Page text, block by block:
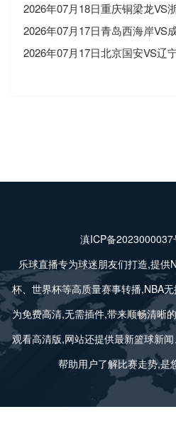
滇ICP备2023000037
乐球直播专为球迷朋友们打造,提供
杯、世界杯等高质量赛事转播,NBA
为免费高清,无需插件,带来顺畅清晰
观看高清版,网站还提供最新篮球新
帮助用户了解比赛走势,是